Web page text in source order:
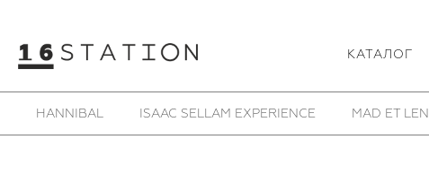
КАТАЛОГ
HANNIBAL ISAAC SELLAM EXPERIENCE MAD ET LEN